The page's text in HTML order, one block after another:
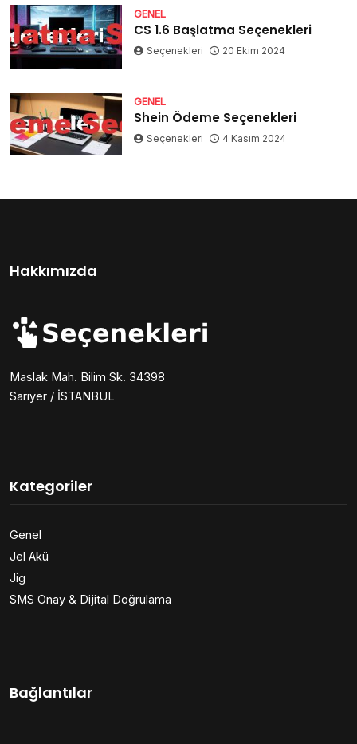
GENEL
CS 1.6 Başlatma Seçenekleri
Seçenekleri 20 Ekim 2024
GENEL
Shein Ödeme Seçenekleri
Seçenekleri 4 Kasım 2024
Hakkımızda
Maslak Mah. Bilim Sk. 34398
Sarıyer / İSTANBUL
Kategoriler
Genel
Jel Akü
Jig
SMS Onay & Dijital Doğrulama
Bağlantılar